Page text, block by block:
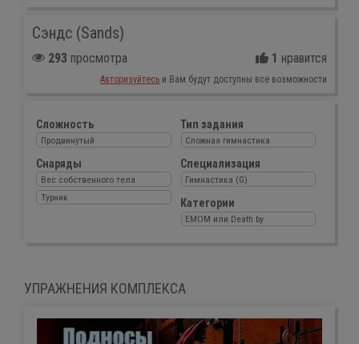
Сэндс (Sands)
293 просмотра 1 нравится
Авторизуйтесь и Вам будут доступны все возможности
Сложность
Продвинутый
Снаряды
Вес собственного тела
Турник
Тип задания
Сложная гимнастика
Специализация
Гимнастика (G)
Категории
ЕМОМ или Death by
УПРАЖНЕНИЯ КОМПЛЕКСА